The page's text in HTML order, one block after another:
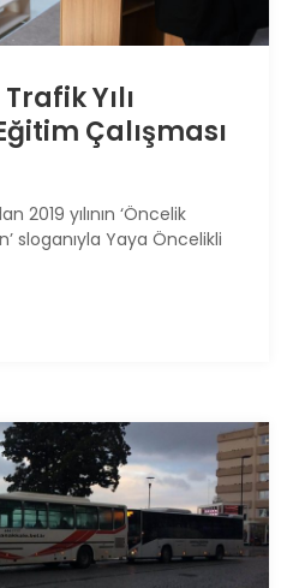
Yılı
Çalışması
2019 yılının ‘Öncelik
sloganıyla Yaya Öncelikli